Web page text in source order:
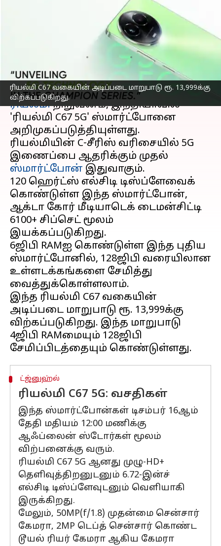
ரியல்மி C67 வகையின் அடிப்படை மாறுபாடு ரூ. 13,999க்கு
விற்கப்படுகிறது.
வெளியானது ரியல்மி C67
5G ஸ்மார்ட்போன்
Dec 14, 2023 05:16 pm
செய்தி முன்னோட்டம்
ரியல்மிநிறுவனம், இந்தியாவில்
'ரியல்மி C67 5G' ஸ்மார்ட்போனை
அறிமுகப்படுத்தியுள்ளது.
ரியல்மியின் C-சீரிஸ் வரிசையில் 5G
இணைப்பை ஆதரிக்கும் முதல்
ஸ்மார்ட்போன் இதுவாகும்.
120 ஹெர்ட்ஸ் எல்சிடி டிஸ்ப்ளேவைக்
கொண்டுள்ள இந்த ஸ்மார்ட்போன்,
ஆக்டா கோர் மீடியாடெக் டைமன்சிட்டி
6100+ சிப்செட் மூலம்
இயக்கப்படுகிறது.
6ஜிபி RAMஐ கொண்டுள்ள இந்த புதிய
ஸ்மார்ட்போனில், 128ஜிபி வரையிலான
உள்ளடக்கங்களை சேமித்து
வைத்துக்கொள்ளலாம்.
இந்த ரியல்மி C67 வகையின்
அடிப்படை மாறுபாடு ரூ. 13,999க்கு
விற்கப்படுகிறது. இந்த மாறுபாடு
4ஜிபி RAMமையும் 128ஜிபி
ட்ஜ்னுஹ்ல்
ரியல்மி C67 5G: வசதிகள்
இந்த ஸ்மார்ட்போன்கள் டிசம்பர் 16ஆம்
தேதி மதியம் 12:00 மணிக்கு
ஆஃப்லைன் ஸ்டோர்கள் மூலம்
விற்பனைக்கு வரும்.
ரியல்மி C67 5G ஆனது முழு-HD+
தெளிவுத்திறனுடனும் 6.72-இன்ச்
எல்சிடி டிஸ்ப்ளேவுடனும் வெளியாகி
இருக்கிறது.
மேலும், 50MP(f/1.8) முதன்மை சென்சார்
கேமரா, 2MP டெப்த் சென்சார் கொண்ட
டூயல் ரியர் கேமரா ஆகிய கேமரா